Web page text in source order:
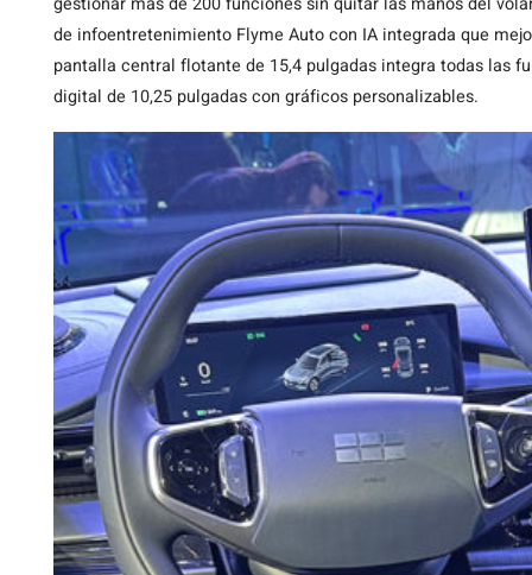
de infoentretenimiento Flyme Auto con IA integrada que
pantalla central flotante de 15,4 pulgadas integra todas las
digital de 10,25 pulgadas con gráficos personalizables.